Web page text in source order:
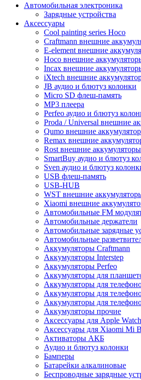
Автомобильная электроника
Зарядные устройства
Аксессуары
Cool painting series Hoco
Craftmann внешние
E-element внешние
Hoco внешние
Incax внешние
iXtech внешние
JB аудио и блютуз колонки
Micro SD флеш-память
MP3 плеера
Perfeo аудио и блютуз
Proda / Universal внешние
Qumo внешние
Remax внешние
Rost внешние аккумуляторы
SmartBuy аудио и блютуз
Sven аудио и блютуз
USB флеш-память
USB-HUB
WST внешние
Xiaomi внешние
Автомобильные FM
Автомобильные держатели
Автомобильные зарядные
Автомобильные
Аккумуляторы Craftmann
Аккумуляторы Interstep
Аккумуляторы Perfeo
Аккумуляторы для
Аккумуляторы для
Аккумуляторы для
Аккумуляторы для
Аккумуляторы прочие
Аксессуары для Apple Watch
Аксессуары для Xiaomi Mi
Активаторы АКБ
Аудио и блютуз колонки
Бамперы
Батарейки алкалиновые
Беспроводные зарядные